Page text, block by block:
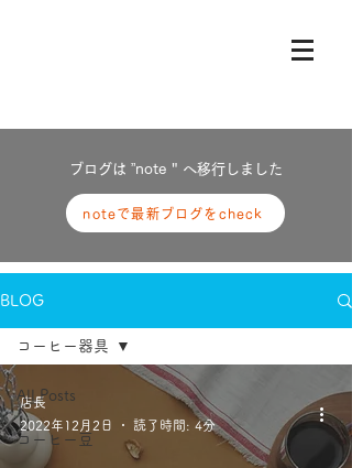
ブログは ”note " へ移行しました
noteで最新ブログをcheck
BLOG
All Posts
コーヒー豆
コーヒー器具
店長
2022年12月2日
読了時間: 4分